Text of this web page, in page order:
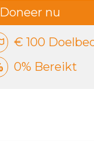
Doneer nu
€ 100
0% Bereikt